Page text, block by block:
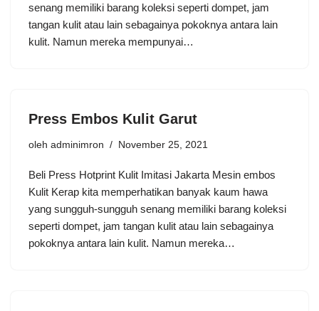
senang memiliki barang koleksi seperti dompet, jam
tangan kulit atau lain sebagainya pokoknya antara lain
kulit. Namun mereka mempunyai…
Press Embos Kulit Garut
oleh adminimron November 25, 2021
Beli Press Hotprint Kulit Imitasi Jakarta Mesin embos
Kulit Kerap kita memperhatikan banyak kaum hawa
yang sungguh-sungguh senang memiliki barang koleksi
seperti dompet, jam tangan kulit atau lain sebagainya
pokoknya antara lain kulit. Namun mereka…